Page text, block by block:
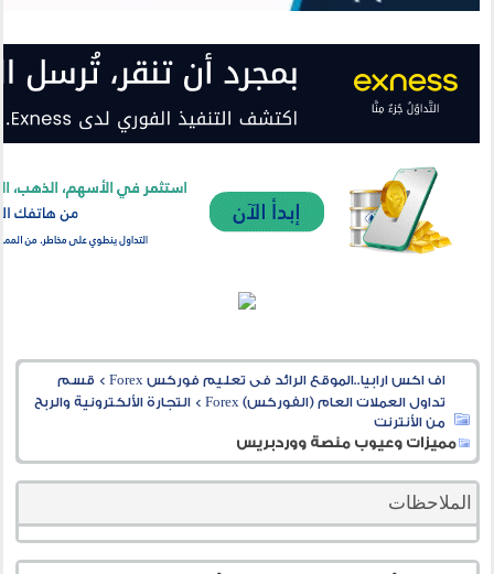
اف اكس ارابيا..الموقع الرائد فى تعليم فوركس Forex > قسم
تداول العملات العام (الفوركس) Forex
>التجارة الألكترونية والربح
من الأنترنت
مميزات وعيوب منصة ووردبريس
الملاحظات